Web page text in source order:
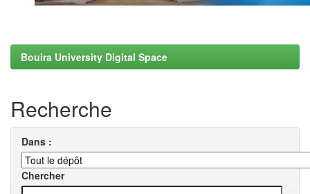
Bouira University Digital Space
Recherche
Dans :
Chercher